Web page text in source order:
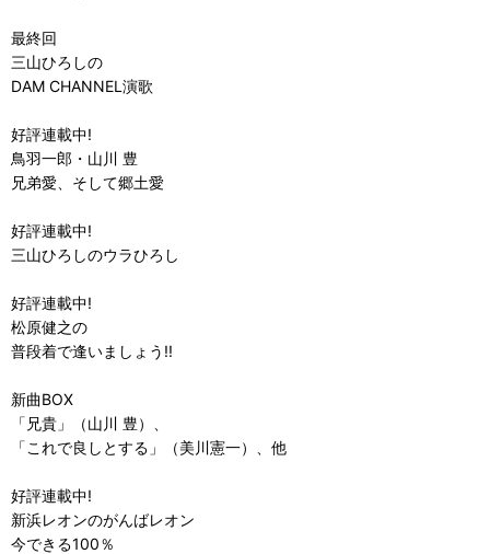
最終回
三山ひろしの
DAM CHANNEL演歌
好評連載中!
鳥羽一郎・山川 豊
兄弟愛、そして郷土愛
好評連載中!
三山ひろしのウラひろし
好評連載中!
松原健之の
普段着で逢いましょう!!
新曲BOX
「兄貴」（山川 豊）、
「これで良しとする」（美川憲一）、他
好評連載中!
新浜レオンのがんばレオン
今できる100％